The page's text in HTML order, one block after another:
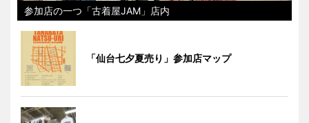
参加店の一つ「古着屋JAM」店内
「仙台七夕夏売り」参加店マップ